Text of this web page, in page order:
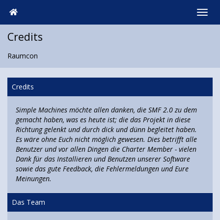
Credits
Raumcon
Credits
Simple Machines möchte allen danken, die SMF 2.0 zu dem
gemacht haben, was es heute ist; die das Projekt in diese
Richtung gelenkt und durch dick und dünn begleitet haben.
Es wäre ohne Euch nicht möglich gewesen. Dies betrifft alle
Benutzer und vor allen Dingen die Charter Member - vielen
Dank für das Installieren und Benutzen unserer Software
sowie das gute Feedback, die Fehlermeldungen und Eure
Meinungen.
Das Team